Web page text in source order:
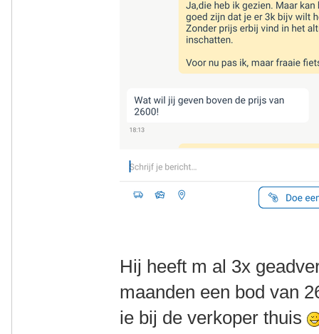
Hij heeft m al 3x
maanden een bod van
ie bij de verkoper thuis